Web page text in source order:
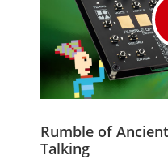
Rumble of
Talking